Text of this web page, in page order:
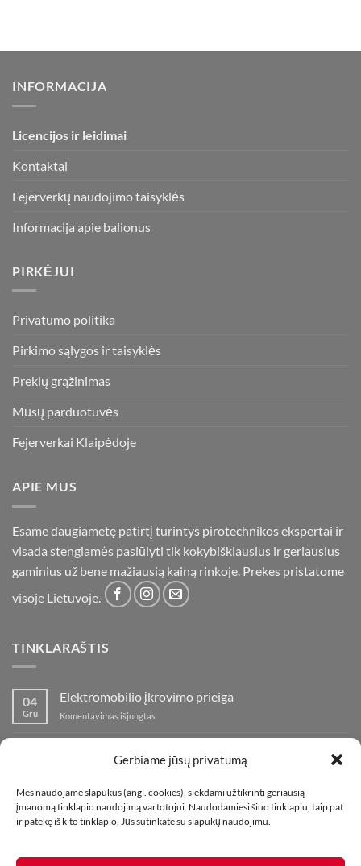
Gerbiame jūsų privatumą
Mes naudojame slapukus (angl. cookies), siekdami užtikrinti geriausią
įmanomą tinklapio naudojimą vartotojui. Naudodamiesi šiuo tinklapiu, taip pat
ir patekę iš kito tinklapio, Jūs sutinkate su slapukų naudojimu.
INFORMACIJA
Licencijos ir leidimai
Kontaktai
Fejerverkų naudojimo taisyklės
Informacija apie balionus
PIRKĖJUI
Privatumo politika
Pirkimo sąlygos ir taisyklės
Prekių grąžinimas
Mūsų parduotuvės
Fejerverkai Klaipėdoje
APIE MUS
Esame daugiametę patirtį turintys pirotechnikos ekspertai ir
visada stengiamės pasiūlyti tik kokybiškiausius ir geriausius
gaminius už bene mažiausią kainą rinkoje. Prekes pristatome
visoje Lietuvoje.
TINKLARAŠTIS
04
Gru
Elektromobilio įkrovimo prieiga
Komentavimas išjungtas
prieiga
įraše
fejerverkų
parduotuvė
Klaipedoje!
01
Lap
Kaip fotografuoti fejerverkus
Komentavimas išjungtasįraše